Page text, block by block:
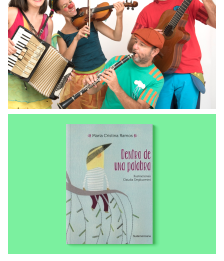
CHARLAS LITERARIAS
Vuelta Canela
VER MÁS
LIBROS ENVIADOS A LAS COMUNIDADES
Dentro de una palabra
VER MÁS